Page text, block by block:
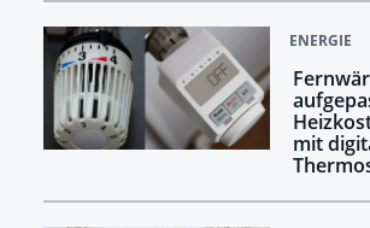
ENERGIE
mit